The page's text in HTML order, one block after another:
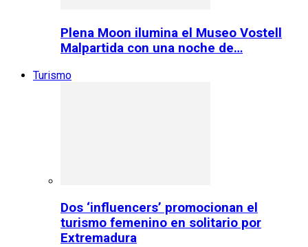
Plena Moon ilumina el Museo Vostell
Malpartida con una noche de…
Turismo
Dos ‘influencers’ promocionan el
turismo femenino en solitario por
Extremadura